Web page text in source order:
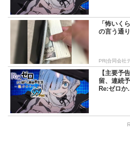
「怖いく
の言う通
PR(合同会社
【主要予
留、連続
Re:ゼロか